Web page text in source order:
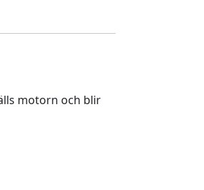
motorn och blir